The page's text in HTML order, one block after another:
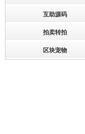
互助源码
拍卖转拍
区块宠物